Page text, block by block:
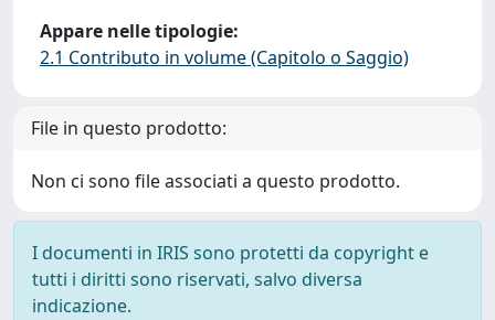
Appare nelle tipologie:
2.1 Contributo in volume (Capitolo o Saggio)
File in questo prodotto:
Non ci sono file associati a questo prodotto.
I documenti in IRIS sono protetti da copyright e
tutti i diritti sono riservati, salvo diversa
indicazione.